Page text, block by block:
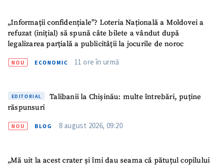
„Informații confidențiale”? Loteria Națională a Moldovei a
refuzat (inițial) să spună câte bilete a vândut după
legalizarea parțială a publicității la jocurile de noroc
NOU ECONOMIC 11 ore în urmă
EDITORIAL
Talibanii la Chișinău: multe întrebări, puține
răspunsuri
NOU BLOG 8 august 2026, 09:20
„Mă uit la acest crater și îmi dau seama că pătuțul copilului